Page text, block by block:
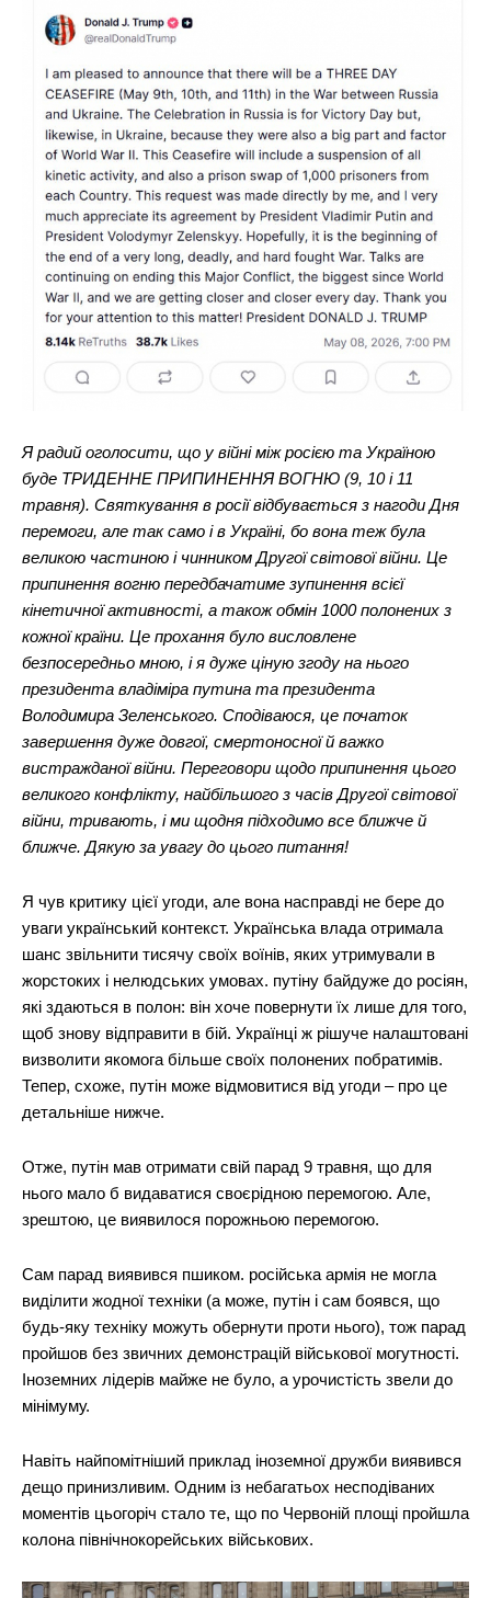
Я радий оголосити, що у війні між росією та Україною
буде ТРИДЕННЕ ПРИПИНЕННЯ ВОГНЮ (9, 10 і 11
травня). Святкування в росії відбувається з нагоди Дня
перемоги, але так само і в Україні, бо вона теж була
великою частиною і чинником Другої світової війни. Це
припинення вогню передбачатиме зупинення всієї
кінетичної активності, а також обмін 1000 полонених з
кожної країни. Це прохання було висловлене
безпосередньо мною, і я дуже ціную згоду на нього
президента владіміра путина та президента
Володимира Зеленського. Сподіваюся, це початок
завершення дуже довгої, смертоносної й важко
вистражданої війни. Переговори щодо припинення цього
великого конфлікту, найбільшого з часів Другої світової
війни, тривають, і ми щодня підходимо все ближче й
ближче. Дякую за увагу до цього питання!
Я чув критику цієї угоди, але вона насправді не бере до
уваги український контекст. Українська влада отримала
шанс звільнити тисячу своїх воїнів, яких утримували в
жорстоких і нелюдських умовах. путіну байдуже до росіян,
які здаються в полон: він хоче повернути їх лише для того,
щоб знову відправити в бій. Українці ж рішуче налаштовані
визволити якомога більше своїх полонених побратимів.
Тепер, схоже, путін може відмовитися від угоди – про це
детальніше нижче.
Отже, путін мав отримати свій парад 9 травня, що для
нього мало б видаватися своєрідною перемогою. Але,
зрештою, це виявилося порожньою перемогою.
Сам парад виявився пшиком. російська армія не могла
виділити жодної техніки (а може, путін і сам боявся, що
будь-яку техніку можуть обернути проти нього), тож парад
пройшов без звичних демонстрацій військової могутності.
Іноземних лідерів майже не було, а урочистість звели до
мінімуму.
Навіть найпомітніший приклад іноземної дружби виявився
дещо принизливим. Одним із небагатьох несподіваних
моментів цьогоріч стало те, що по Червоній площі пройшла
колона північнокорейських військових.